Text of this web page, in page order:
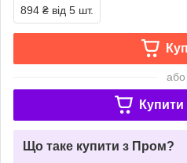
894 ₴ від 5 шт.
або
Купити
Що таке купити з Пром?